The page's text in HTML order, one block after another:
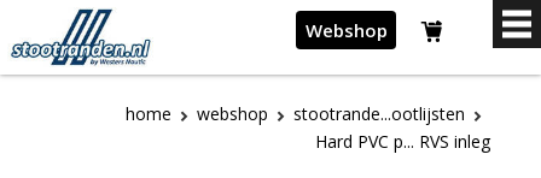
Webshop
home webshop
stootrande...ootlijsten
Hard PVC p... RVS inleg